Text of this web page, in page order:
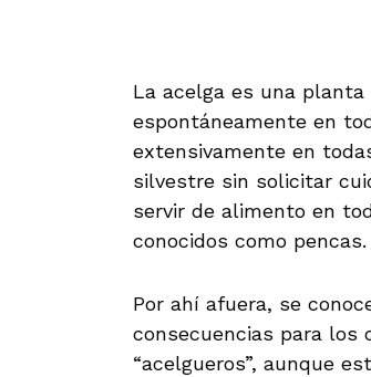
La acelga es una
espontáneamente en
extensivamente en
silvestre sin solicitar
servir de alimento en
conocidos como pencas.
Por ahí afuera, se
consecuencias para los
“acelgueros”, aunque